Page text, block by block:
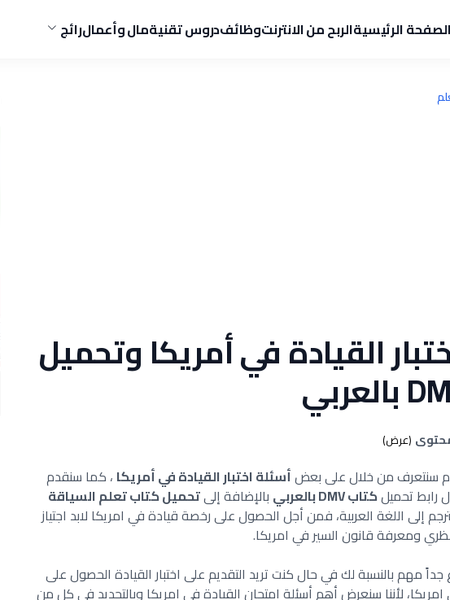
الصفحة الرئيسيةالربح من الانترنتوظائفدروس تقنيةمال وأعمالرائج
القيادة في أمريكا وتحميل
(عرض)
سنتعرف من خلال على بعضأسئلة اختبار القيادة في أمريكا ، كما سنقدم
رابط تحميلكتاب DMV بالعربي بالإضافة إلىتحميل كتاب تعلم السياقة
إلى اللغة العربية، فمن أجل الحصول على رخصة قيادة في امريكا لابد اجتياز
ومعرفة قانون السير في امريكا.
مهم بالنسبة لك في حال كنت تريد التقديم على اختبار القيادة الحصول على
لأننا سنعرض أهم أسئلة امتحان القيادة في امريكا وبالتحديد في كل من